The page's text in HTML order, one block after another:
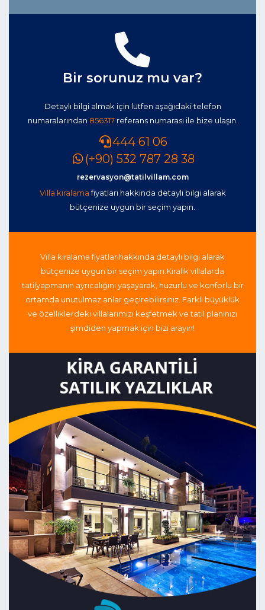
Bir sorunuz mu var?
Detaylı bilgi almak için lütfen aşağıdaki telefon
numaralarından 856317referans numarası ile bize ulaşın.
444 61 06
(+90) 532 787 28 38
rezervasyon@tatilvillam.com
Villa kiralamafiyatları hakkında detaylı bilgi alarak
bütçenize uygun bir seçim yapın.
Villa kiralama fiyatlarıhakkında detaylı bilgi alarak
bütçenize uygun bir seçim yapın.Kiralık villalarda
tatilyapmanın ayrıcalığını yaşayarak, huzurlu ve konforlu bir
ortamda unutulmaz anlar geçirebilirsiniz. Farklı büyüklük
ve özelliklerdeki villalarımızı keşfetmek ve tatil planınızı
şimdiden yapmak için bizi arayın!